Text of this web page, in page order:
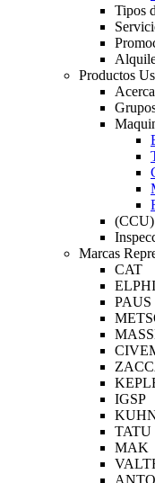
Tipos
Productos
Marcas
CAT
PAUS
IGSP
TATU
MAK